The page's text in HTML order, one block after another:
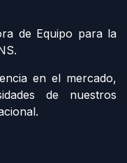
de Equipo para la
en el mercado,
de nuestros